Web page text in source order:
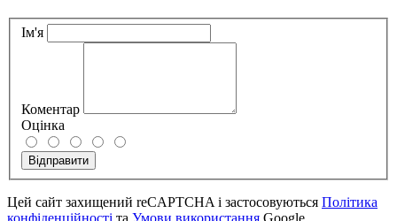
Ім'я
Коментар
Оцінка
Відправити
Цей сайт захищений reCAPTCHA і застосовуються Політика